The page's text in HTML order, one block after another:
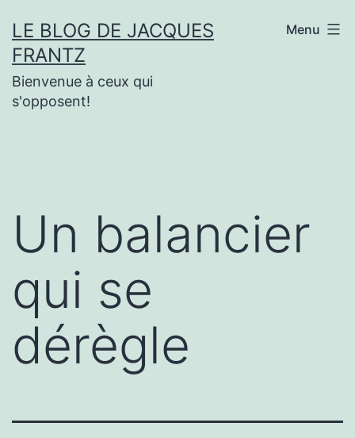
au
contenu
LE BLOG DE JACQUES
FRANTZ
Bienvenue à ceux qui
s'opposent!
Menu
Un balancier
qui se
dérègle